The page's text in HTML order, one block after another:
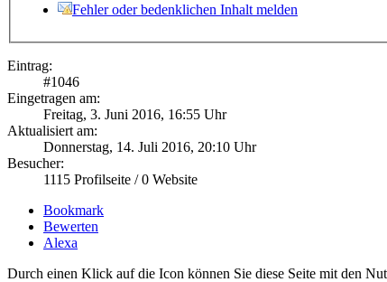
Fehler oder bedenklichen Inhalt melden
Eintrag:
#1046
Eingetragen am:
Freitag, 3. Juni 2016, 16:55 Uhr
Aktualisiert am:
Donnerstag, 14. Juli 2016, 20:10 Uhr
Besucher:
1115 Profilseite /0 Website
Bookmark
Bewerten
Alexa
Durch einen Klick auf die Icon können Sie diese Seite mit den